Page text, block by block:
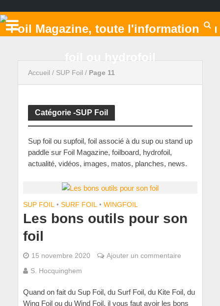
Accueil / SUP Foil / Page 11
Catégorie -SUP Foil
Sup foil ou supfoil, foil associé à du sup ou stand up
paddle sur Foil Magazine, foilboard, hydrofoil,
actualité, vidéos, images, matos, planches, news.
SUP FOIL • SURF FOIL • WINGFOIL
Les bons outils pour son
foil
15 novembre 2020
Ajouter un commentaire
S. Hocquinghem
Quand on fait du Sup Foil, du Surf Foil, du Kite Foil, du
Wing Foil ou du Wind Foil, il vous faut avoir les bons